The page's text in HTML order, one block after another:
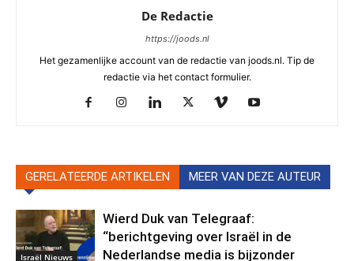
De Redactie
https://joods.nl
Het gezamenlijke account van de redactie van joods.nl. Tip de
redactie via het contact formulier.
GERELATEERDE ARTIKELEN MEER VAN DEZE AUTEUR
Israël Nieuws
Wierd Duk van Telegraaf:
“berichtgeving over Israël in de
Nederlandse media is bijzonder